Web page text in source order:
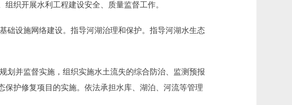
织开展水利工程建设安全、质量监督工作。
设施网络建设。指导河湖治理和保护。指导河湖水生态
并监督实施，组织实施水土流失的综合防治、监测预报
护修复项目的实施。依法承担水库、湖泊、河流等管理